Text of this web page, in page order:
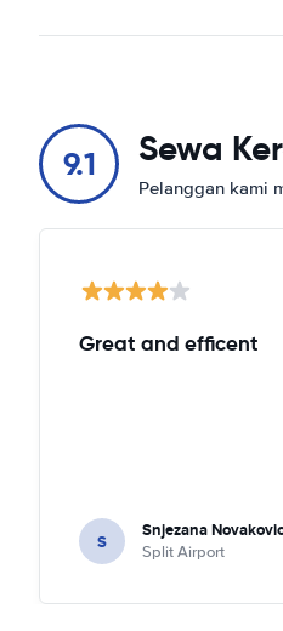
Tunjukkan
Tunjukkan
9.1 Sewa
Pelanggan kami
Great and efficent
S Snjezana Novakovic
Split Airport